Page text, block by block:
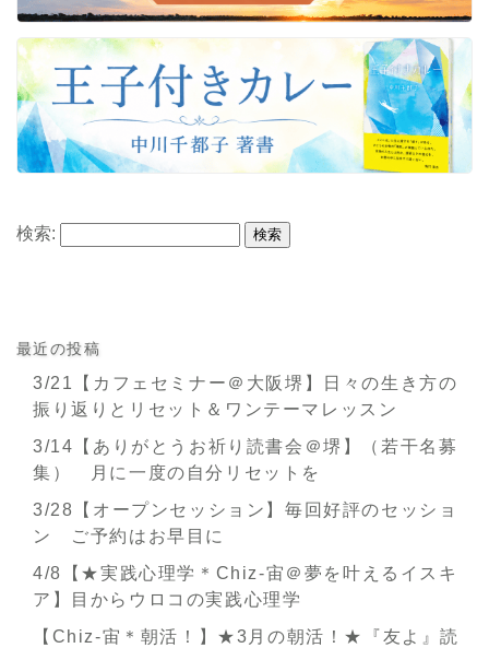
検索:
最近の投稿
3/21【カフェセミナー＠大阪堺】日々の生き方の
振り返りとリセット＆ワンテーマレッスン
3/14【ありがとうお祈り読書会＠堺】（若干名募
集） 月に一度の自分リセットを
3/28【オープンセッション】毎回好評のセッショ
ン ご予約はお早目に
4/8【★実践心理学＊Chiz-宙＠夢を叶えるイスキ
ア】目からウロコの実践心理学
【Chiz-宙＊朝活！】★3月の朝活！★『友よ』読